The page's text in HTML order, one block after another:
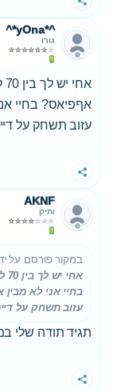
שתף
^*yOna*^
גורו
אףפיאס? בחיי
עזוב תשחק על
שתף
AKNF
ותיק
במקור פורסם על
בחיי אני לא מבין
עזוב תשחק על
תגיד תודה שלי
שתף